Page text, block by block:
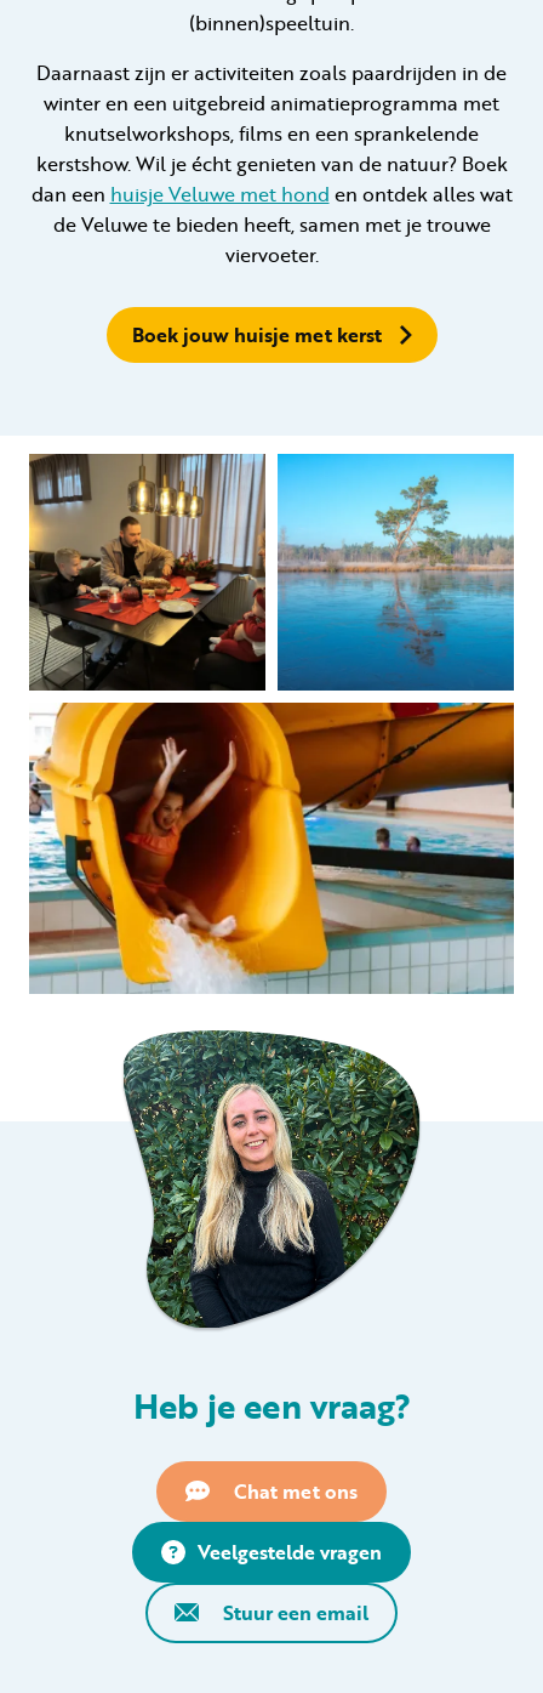
(binnen)speeltuin.
Daarnaast zijn er activiteiten zoals paardrijden in de
winter en een uitgebreid animatieprogramma met
knutselworkshops, films en een sprankelende
kerstshow. Wil je écht genieten van de natuur? Boek
dan een huisje Veluwe met hond en ontdek alles wat
de Veluwe te bieden heeft, samen met je trouwe
viervoeter.
Boek jouw huisje met kerst
Heb je een vraag?
Chat met ons
Veelgestelde vragen
Stuur een email